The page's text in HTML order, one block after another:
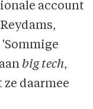
account
big tech,
daarmee